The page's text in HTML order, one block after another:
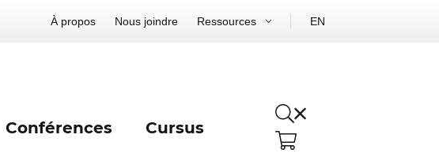
À propos Nous joindre Ressources EN
Conférences Cursus